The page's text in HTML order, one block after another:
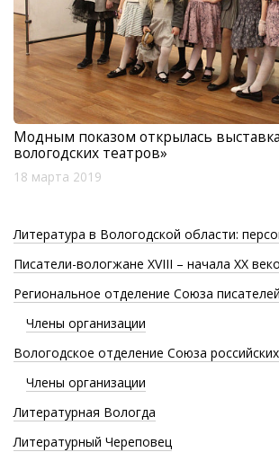
Модным показом открылась
вологодских театров»
18 марта 2019
Литература в Вологодской области:
Писатели-вологжане XVIII – начала XX
Региональное отделение Союза
Члены организации
Вологодское отделение Союза
Члены организации
Литературная Вологда
Литературный Череповец